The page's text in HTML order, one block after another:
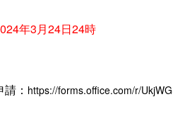
年3月24日24時
： https://forms.office.com/r/